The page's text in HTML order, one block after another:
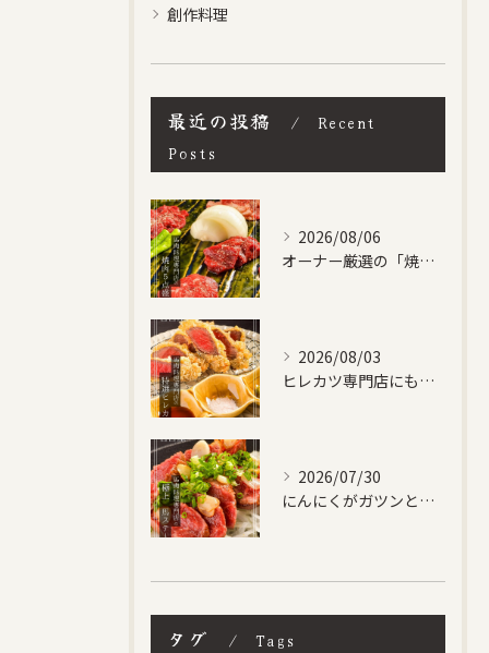
創作料理
最近の投稿
Recent
Posts
2026/08/06
オーナー厳選の「焼肉５点盛り合わせ」です！
2026/08/03
ヒレカツ専門店にも負けない、自信作です！
2026/07/30
にんにくがガツンときいた馬ステーキ✨
タグ Tags